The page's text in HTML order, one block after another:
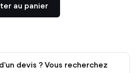
au panier
devis ? Vous recherchez